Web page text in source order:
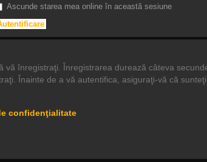
Ascunde starea mea online în această sesiune
vă înregistraţi. Înregistrarea durează câteva
Înainte de a vă autentifica, asiguraţi-vă că
confidenţialitate